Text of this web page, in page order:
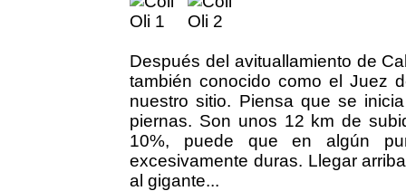
Después del avituallamiento de
también conocido como el Juez
nuestro sitio. Piensa que se
piernas. Son unos 12 km de
10%, puede que en algún
excesivamente duras. Llegar
al gigante...